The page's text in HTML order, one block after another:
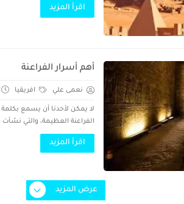
اقرأ المزيد
أهم أسرار الفراعنة
نعمى علي افريقيا
لا يمكن لأحدنا أن يسمع بكلمة
الفراعنة العظيمة، والتي
اقرأ المزيد
عرض المزيد